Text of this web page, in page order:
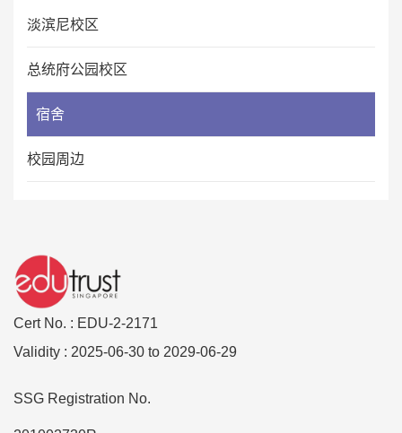
淡滨尼校区
总统府公园校区
宿舍
校园周边
Cert No. : EDU-2-2171
Validity : 2025-06-30 to 2029-06-29
SSG Registration No.